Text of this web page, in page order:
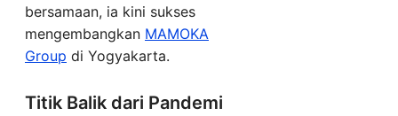
bersamaan, ia kini sukses
mengembangkan MAMOKA
Group di Yogyakarta.
Titik Balik dari Pandemi